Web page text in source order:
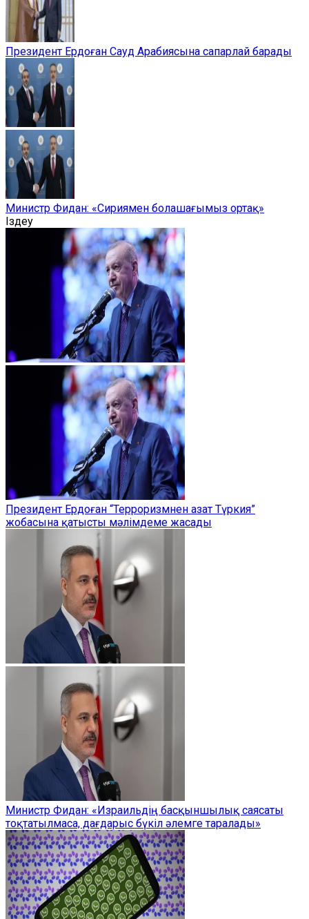
Президент Ердоған Сауд Арабиясына сапарлай барады
Министр Фидан: «Сириямен болашағымыз ортақ»
Іздеу
Президент Ердоған “Терроризмнен азат Түркия”
жобасына қатысты мәлімдеме жасады
Министр Фидан: «Израильдің басқыншылық саясаты
тоқтатылмаса, дағдарыс бүкіл әлемге таралады»